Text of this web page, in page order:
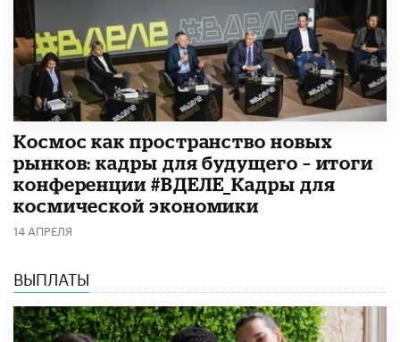
Космос как пространство новых
рынков: кадры для будущего – итоги
конференции #ВДЕЛЕ_Кадры для
космической экономики
14 АПРЕЛЯ
ВЫПЛАТЫ